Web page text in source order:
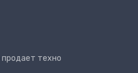
продает техно